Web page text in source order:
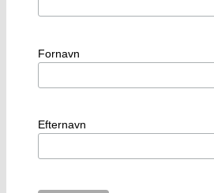
Fornavn
Efternavn